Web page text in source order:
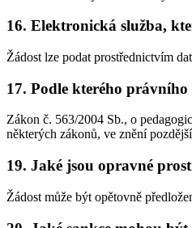
16. Elektronická služba,
Žádost lze podat prostřednictvím
17. Podle kterého
Zákon č. 563/2004 Sb., o
některých zákonů, ve znění
19. Jaké jsou opravné
Žádost může být opětovně